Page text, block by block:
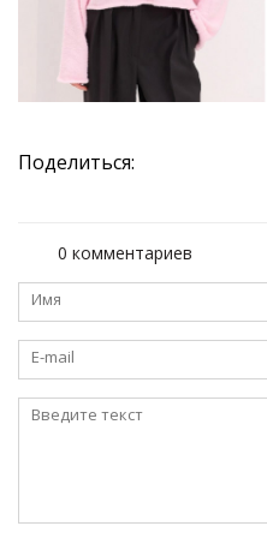
Поделиться:
0 комментариев